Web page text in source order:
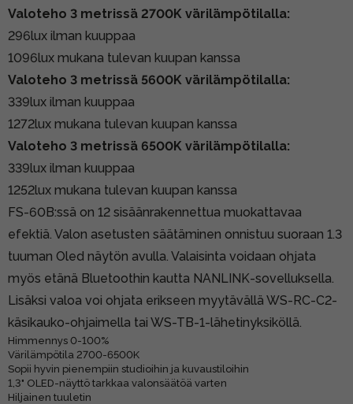
Valoteho 3 metrissä 2700K värilämpötilalla:
296lux ilman kuuppaa
1096lux mukana tulevan kuupan kanssa
Valoteho 3 metrissä 5600K värilämpötilalla:
339lux ilman kuuppaa
1272lux mukana tulevan kuupan kanssa
Valoteho 3 metrissä 6500K värilämpötilalla:
339lux ilman kuuppaa
1252lux mukana tulevan kuupan kanssa
FS-60B:ssä on 12 sisäänrakennettua muokattavaa
efektiä. Valon asetusten säätäminen onnistuu suoraan 1.3
tuuman Oled näytön avulla. Valaisinta voidaan ohjata
myös etänä Bluetoothin kautta NANLINK-sovelluksella.
Lisäksi valoa voi ohjata erikseen myytävällä WS-RC-C2-
käsikauko-ohjaimella tai WS-TB-1-lähetinyksiköllä.
Himmennys 0-100%
Värilämpötila 2700-6500K
Sopii hyvin pienempiin studioihin ja kuvaustiloihin
1,3" OLED-näyttö tarkkaa valonsäätöä varten
Hiljainen tuuletin